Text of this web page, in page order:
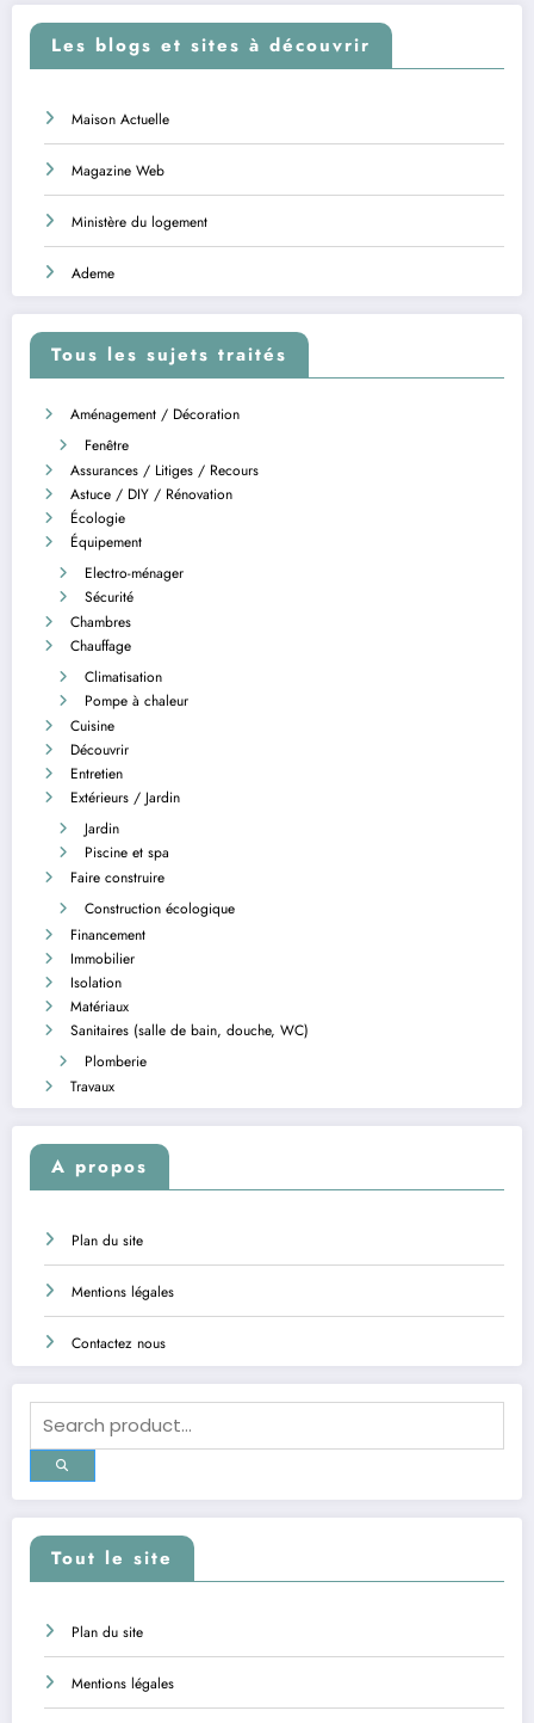
Les blogs et sites à découvrir
Maison Actuelle
Magazine Web
Ministère du logement
Ademe
Tous les sujets traités
Aménagement / Décoration
Fenêtre
Assurances / Litiges / Recours
Astuce / DIY / Rénovation
Écologie
Équipement
Electro-ménager
Sécurité
Chambres
Chauffage
Climatisation
Pompe à chaleur
Cuisine
Découvrir
Entretien
Extérieurs / Jardin
Jardin
Piscine et spa
Faire construire
Construction écologique
Financement
Immobilier
Isolation
Matériaux
Sanitaires (salle de bain, douche, WC)
Plomberie
Travaux
A propos
Plan du site
Mentions légales
Contactez nous
Tout le site
Plan du site
Mentions légales